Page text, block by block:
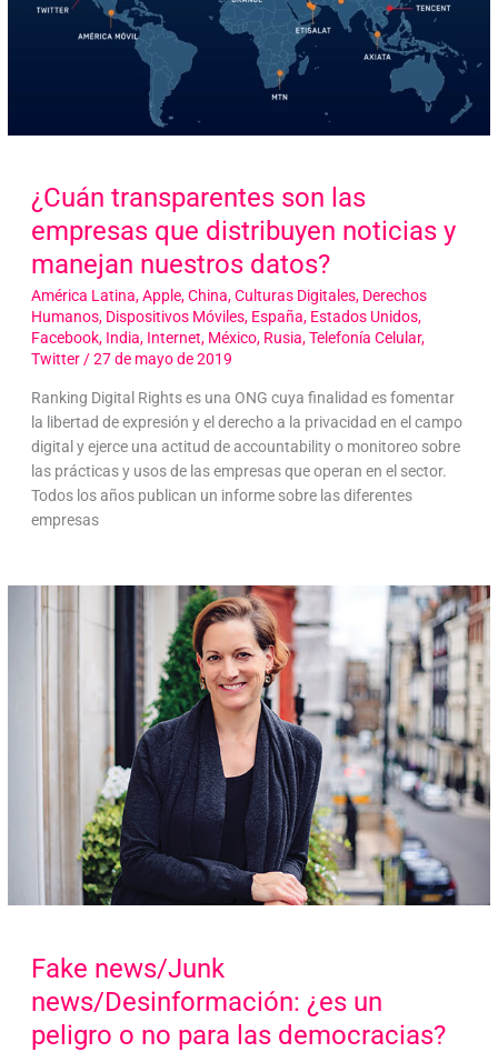
¿Cuán transparentes son las
empresas que distribuyen noticias y
manejan nuestros datos?
América Latina,Apple,China,Culturas Digitales, Derechos
Humanos, Dispositivos Móviles, España, Estados Unidos,
Facebook, India, Internet, México, Rusia,Telefonía Celular,
Twitter/27 de mayo de 2019
Ranking Digital Rights es una ONG cuya finalidad es fomentar
la libertad de expresión y el derecho a la privacidad en el campo
digital y ejerce una actitud de accountability o monitoreo sobre
las prácticas y usos de las empresas que operan en el sector.
Todos los años publican un informe sobre las diferentes
empresas
Fake news/Junk
news/Desinformación: ¿es un
peligro o no para las democracias?